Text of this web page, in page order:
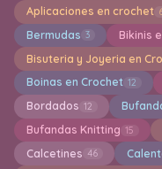
Aplicaciones en crochet
Bermudas 3 Bikinis
Bisuteria y Joyeria en
Boinas en Crochet 12
Bordados 12
Bufandas Knitting 15
Calcetines 46